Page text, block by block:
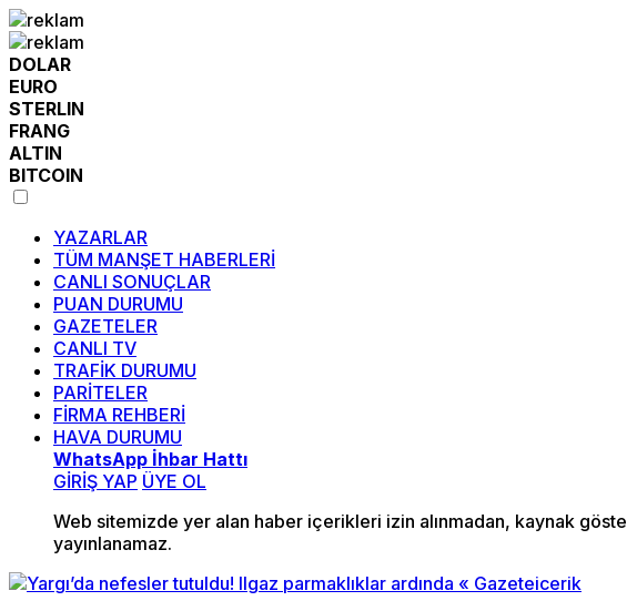
DOLAR
EURO
STERLIN
FRANG
ALTIN
BITCOIN
YAZARLAR
TÜM MANŞET HABERLERİ
CANLI SONUÇLAR
PUAN DURUMU
GAZETELER
CANLI TV
TRAFİK DURUMU
PARİTELER
FİRMA REHBERİ
HAVA DURUMU
WhatsApp İhbar Hattı
GİRİŞ YAP ÜYE OL
Web sitemizde yer alan haber içerikleri izin alınmadan, kaynak
yayınlanamaz.